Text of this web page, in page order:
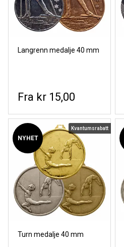
Langrenn medalje 40 mm
kr 15,00
NYHET
Kvantumsrabatt
Turn medalje 40 mm